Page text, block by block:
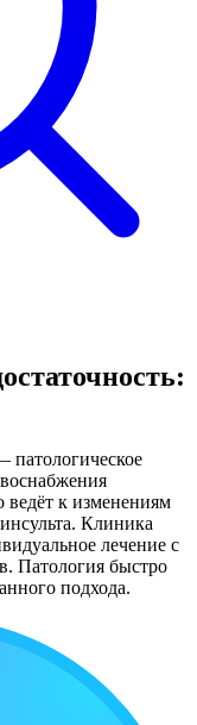
патологическое
ведёт к изменениям
Клиника
лечение с
Патология быстро
подхода.